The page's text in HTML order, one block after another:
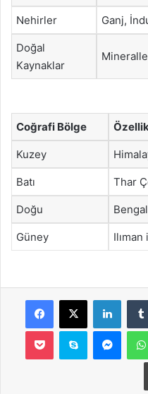
Nehirler Ganj,
Doğal
Kaynaklar
Coğrafi Bölge
Kuzey
Batı Thar
Doğu
Güney Ilıman
Facebook
X
Pocket Skype